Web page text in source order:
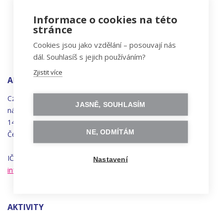
ADRESA
Czechitas, z.ú.
náměstí
Synků 1748/17
140 00 Praha 4 - Nusle
Česká republika
IČO 22834958 | DIČ CZ22834958
info@czechitas.cz
AKTIVITY
Informace o cookies na této
stránce
Cookies jsou jako vzdělání – posouvají nás
dál. Souhlasíš s jejich používáním?
Zjistit více
JASNĚ, SOUHLASÍM
NE, ODMÍTÁM
Nastavení